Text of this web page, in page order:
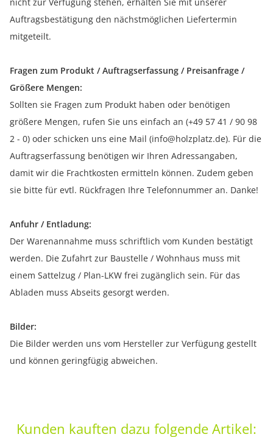
Auftragsbestätigung den nächstmöglichen Liefertermin
mitgeteilt.
Fragen zum Produkt / Auftragserfassung / Preisanfrage /
Größere Mengen:
Sollten sie Fragen zum Produkt haben oder benötigen
größere Mengen, rufen Sie uns einfach an (+49 57 41 / 90 98
2 - 0) oder schicken uns eine Mail (info@holzplatz.de). Für die
Auftragserfassung benötigen wir Ihren Adressangaben,
damit wir die Frachtkosten ermitteln können. Zudem geben
sie bitte für evtl. Rückfragen Ihre Telefonnummer an. Danke!
Anfuhr / Entladung:
Der Warenannahme muss schriftlich vom Kunden bestätigt
werden. Die Zufahrt zur Baustelle / Wohnhaus muss mit
einem Sattelzug / Plan-LKW frei zugänglich sein. Für das
Abladen muss Abseits gesorgt werden.
Bilder:
Die Bilder werden uns vom Hersteller zur Verfügung gestellt
und können geringfügig abweichen.
Kunden kauften dazu folgende Artikel: